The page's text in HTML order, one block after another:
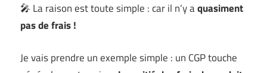
🎤 La raison est toute simple : car il n’y aquasiment
pas de frais !
Je vais prendre un exemple simple : un CGP touche